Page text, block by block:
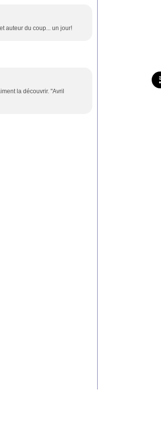
auteur du coup... un jour!
la découvrir. "Avril